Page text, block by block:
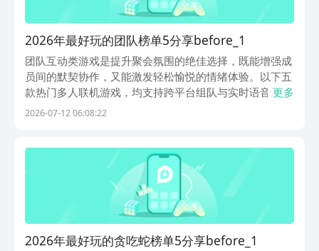
2026年最好玩的团队榜单5分享before_1
团队互动类游戏是提升聚会氛围的绝佳选择，既能增强成
员间的默契协作，又能激发轻松愉悦的情绪体验。以下五
款热门多人联机游戏，均支持跨平台组队与实时语音沟
通，适合朋友聚会、公司团建或家庭娱乐场景，在2026
更多
2026-07-12 06:08:22
2026年最好玩的贪吃蛇榜单5分享before_1